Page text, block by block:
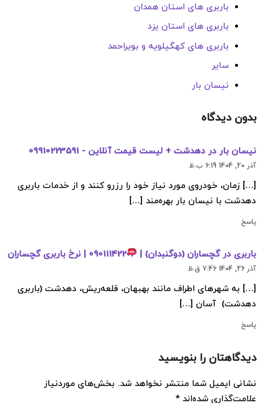
باربری های استان همدان
باربری های استان یزد
باربری های کهگیلویه و بویراحمد
سایر
نیسان بار
بدون دیدگاه
نیسان بار در دهدشت + لیست قیمت آنلاین - 09910223591
آذر 20, 1404 6:19 ب.ظ
[…] زمان، خودروی مورد نیاز خود را رزرو کنند و از خدمات باربری
دهدشت با نیسان بار بهره‌مند […]
پاسخ
باربری در گچساران (دوگنبدان) | 09011142203 | نرخ باربری گچساران
آذر 26, 1404 7:46 ق.ظ
[…] به شهرهای اطراف مانند بهبهان، قلعه‌ریش، دهدشت (باربری
دهدشت) آسان […]
پاسخ
دیدگاهتان را بنویسید
نشانی ایمیل شما منتشر نخواهد شد. بخش‌های موردنیاز
علامت‌گذاری شده‌اند*